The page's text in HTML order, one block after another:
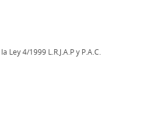
4/1999 L.R.J.A.P y P.A.C.